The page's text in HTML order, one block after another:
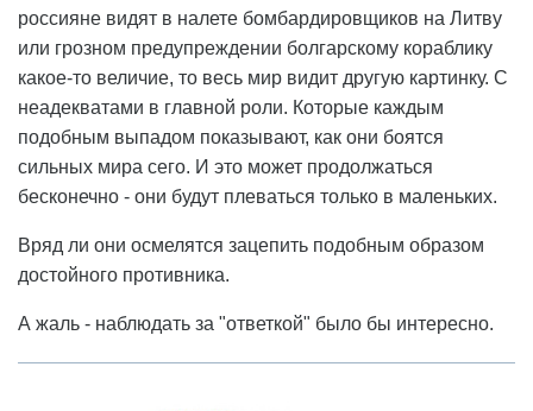
россияне видят в налете бомбардировщиков на Литву
или грозном предупреждении болгарскому кораблику
какое-то величие, то весь мир видит другую картинку. С
неадекватами в главной роли. Которые каждым
подобным выпадом показывают, как они боятся
сильных мира сего. И это может продолжаться
бесконечно - они будут плеваться только в маленьких.
Вряд ли они осмелятся зацепить подобным образом
достойного противника.
А жаль - наблюдать за "ответкой" было бы интересно.